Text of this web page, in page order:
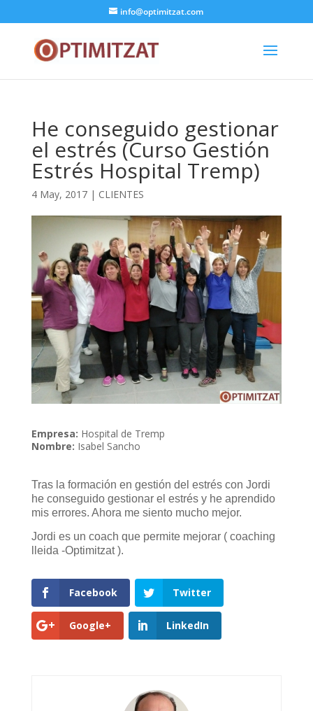
info@optimitzat.com
He conseguido gestionar
el estrés (Curso Gestión
Estrés Hospital Tremp)
4 May, 2017| CLIENTES
Empresa: Hospital de Tremp
Nombre: Isabel Sancho
Tras la formación en gestión del estrés con Jordi
he conseguido gestionar el estrés y he aprendido
mis errores. Ahora me siento mucho mejor.
Jordi es un coach que permite mejorar ( coaching
lleida -Optimitzat ).
Facebook Twitter
Google+ LinkedIn